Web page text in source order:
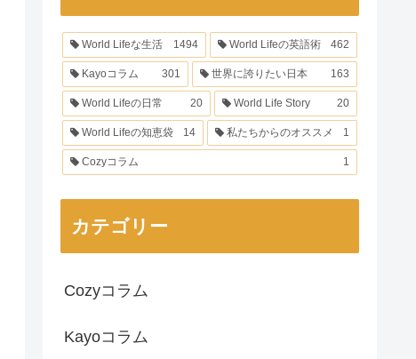
World Lifeな生活 1494 World Lifeの英語術 462
Kayoコラム 301 世界に誇りたい日本 163
World Lifeの日常 20 World Life Story 20
World Lifeの知恵袋 14 私たちからのオススメ 1
Cozyコラム 1
カテゴリー
Cozyコラム
Kayoコラム